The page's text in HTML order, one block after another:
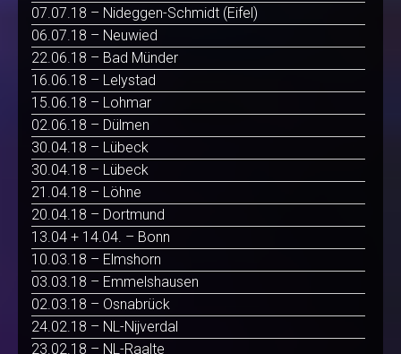
07.07.18 – Nideggen-Schmidt (Eifel)
06.07.18 – Neuwied
22.06.18 – Bad Münder
16.06.18 – Lelystad
15.06.18 – Lohmar
02.06.18 – Dülmen
30.04.18 – Lübeck
30.04.18 – Lübeck
21.04.18 – Löhne
20.04.18 – Dortmund
13.04 + 14.04. – Bonn
10.03.18 – Elmshorn
03.03.18 – Emmelshausen
02.03.18 – Osnabrück
24.02.18 – NL-Nijverdal
23.02.18 – NL-Raalte